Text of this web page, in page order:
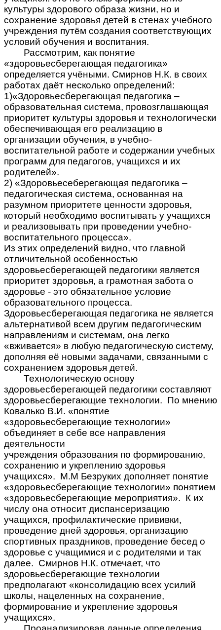
культуры здорового образа жизни, но и
сохранение здоровья детей в стенах учебного
учреждения путём создания соответствующих
условий обучения и воспитания.
Рассмотрим, как понятие
«здоровьесберегающая педагогика»
определяется учёными. Смирнов Н.К. в своих
работах даёт несколько определений:
1)«Здоровьесберегающая педагогика –
образовательная система, провозглашающая
приоритет культуры здоровья и технологически
обеспечивающая его реализацию в
организации обучения, в учебно-
воспитательной работе и содержании учебных
программ для педагогов, учащихся и их
родителей».
2) «Здоровьесеберегающая педагогика –
педагогическая система, основанная на
разумном приоритете ценности здоровья,
который необходимо воспитывать у учащихся
и реализовывать при проведении учебно-
воспитательного процесса».
Из этих определений видно, что главной
отличительной особенностью
здоровьесберегающей педагогики является
приоритет здоровья, а грамотная забота о
здоровье - это обязательное условие
образовательного процесса.
Здоровьесберегающая педагогика не является
альтернативой всем другим педагогическим
направлениям и системам, она легко
«вживается» в любую педагогическую систему,
дополняя её новыми задачами, связанными с
сохранением здоровья детей.
Технологическую основу
здоровьесберегающей педагогики составляют
здоровьесберегающие технологии. По мнению
Ковалько В.И. «понятие
«здоровьесберегающие технологии»
объединяет в себе все направления
деятельности
учреждения образования по формированию,
сохранению и укреплению здоровья
учащихся». М.М Безруких дополняет понятие
«здоровьесберегающие технологии» понятием
«здоровьесберегающие мероприятия». К их
числу она относит диспансеризацию
учащихся, профилактические прививки,
проведение дней здоровья, организацию
спортивных праздников, проведение бесед о
здоровье с учащимися и с родителями и так
далее. Смирнов Н.К. отмечает, что
здоровьесберегающие технологии
предполагают «консолидацию всех усилий
школы, нацеленных на сохранение,
формирование и укрепление здоровья
учащихся».